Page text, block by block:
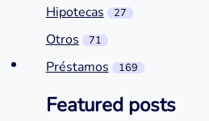
Hipotecas 27
Otros 71
Préstamos 169
Featured posts